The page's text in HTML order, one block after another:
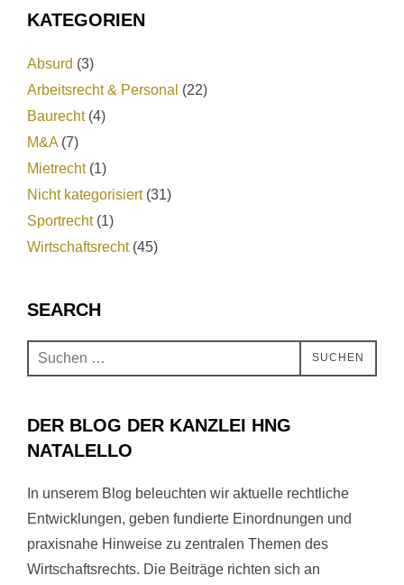
KATEGORIEN
Absurd (3)
Arbeitsrecht & Personal (22)
Baurecht(4)
M&A (7)
Mietrecht(1)
Nicht kategorisiert(31)
Sportrecht(1)
Wirtschaftsrecht(45)
SEARCH
SUCHEN
DER BLOG DER KANZLEI HNG
NATALELLO
In unserem Blog beleuchten wir aktuelle rechtliche
Entwicklungen, geben fundierte Einordnungen und
praxisnahe Hinweise zu zentralen Themen des
Wirtschaftsrechts. Die Beiträge richten sich an